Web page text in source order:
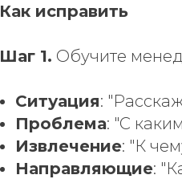
Как исправить
Шаг 1. Обучите
Ситуация:
Проблема: "С
Извлечение: "К
Направляющие: